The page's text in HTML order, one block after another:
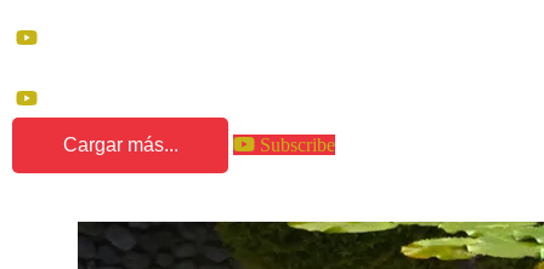
Cargar más... Subscribe